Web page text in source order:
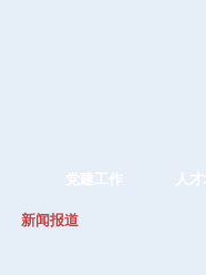
党建工作 人
新闻报道